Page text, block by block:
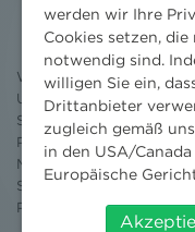
Willkommen Umweltrecht
Umweltrechtsblog
Seminare
Publikationen
Moot Court
Stipendium
Pressebereich
werden wir Ihre
Cookies setzen,
notwendig sind.
willigen Sie ein,
Drittanbieter
zugleich gemäß
in den USA/
Europäische
insbesondere das